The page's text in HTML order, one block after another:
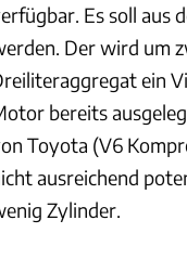
Es soll aus
Der wird um
ein
bereits
Toyota (V6
ausreichend
Zylinder.